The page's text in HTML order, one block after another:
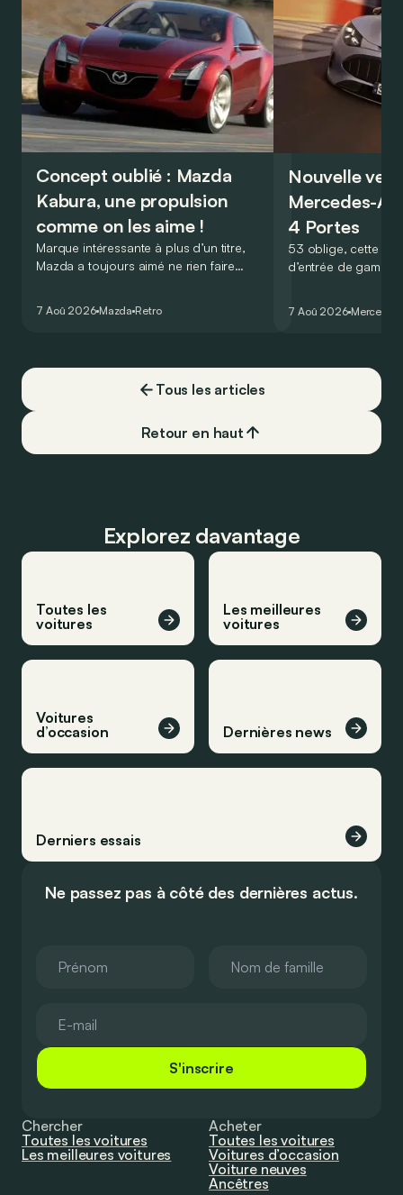
Concept oublié : Mazda
Kabura, une propulsion
comme on les aime !
Marque intéressante à plus d’un titre,
Mazda a toujours aimé ne rien faire
de la plus belle des manières…
7 Aoû 2026 Mazda Retro
Nouvelle
Mercedes-
4 Portes
53 oblige, cette
d’entrée de
moins…
7 Aoû 2026 Mercedes
Tous les articles
Retour en haut
Explorez davantage
Toutes les
voitures
Les meilleures
voitures
Voitures
d’occasion
Dernières news
Derniers essais
Ne passez pas à côté des dernières actus.
S'inscrire
Chercher
Toutes les voitures
Les meilleures voitures
Acheter
Toutes les voitures
Voitures d’occasion
Voiture neuves
Ancêtres